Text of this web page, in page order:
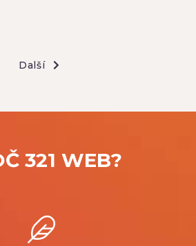
Další
321 WEB?